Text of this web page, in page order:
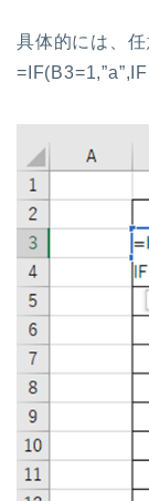
具体的には、